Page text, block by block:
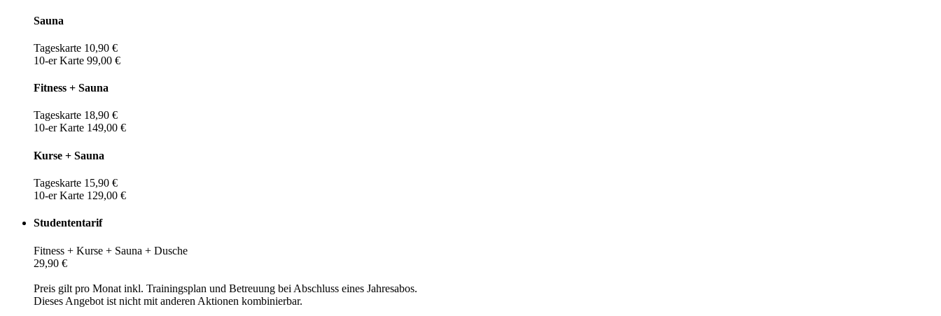
Sauna
Tageskarte 10,90 €
10-er Karte 99,00 €
Fitness + Sauna
Tageskarte 18,90 €
10-er Karte 149,00 €
Kurse + Sauna
Tageskarte 15,90 €
10-er Karte 129,00 €
Studententarif
Fitness + Kurse + Sauna + Dusche
29,90 €
Preis gilt pro Monat inkl. Trainingsplan und Betreuung bei Abschluss eines Jahresabos.
Dieses Angebot ist nicht mit anderen Aktionen kombinierbar.